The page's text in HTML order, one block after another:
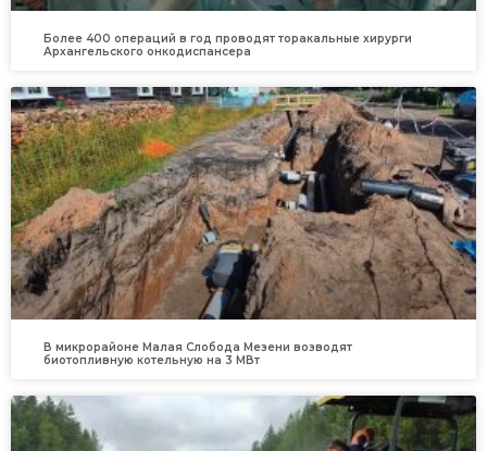
Более 400 операций в год проводят торакальные хирурги
Архангельского онкодиспансера
В микрорайоне Малая Слобода Мезени возводят
биотопливную котельную на 3 МВт